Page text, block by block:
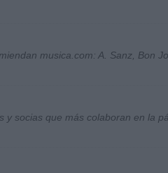
musica.com: A. Sanz, Bon
y socias que más colaboran en la